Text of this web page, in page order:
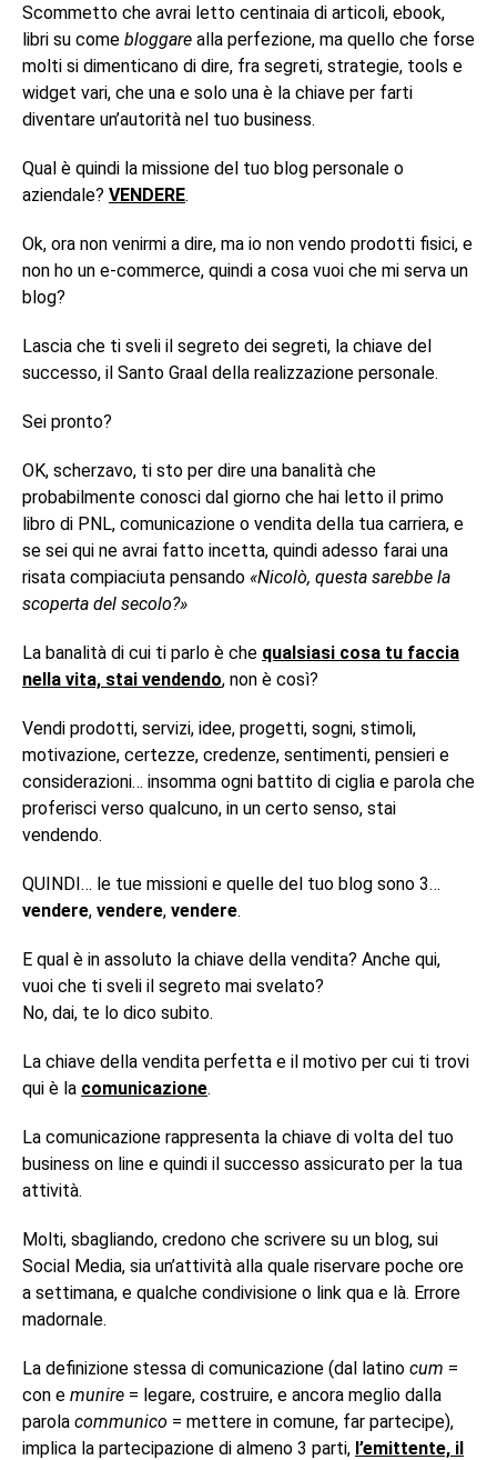
Scommetto che avrai letto centinaia di articoli, ebook,
libri su come bloggare alla perfezione, ma quello che forse
molti si dimenticano di dire, fra segreti, strategie, tools e
widget vari, che una e solo una è la chiave per farti
diventare un’autorità nel tuo business.
Qual è quindi la missione del tuo blog personale o
aziendale? VENDERE.
Ok, ora non venirmi a dire, ma io non vendo prodotti fisici, e
non ho un e-commerce, quindi a cosa vuoi che mi serva un
blog?
Lascia che ti sveli il segreto dei segreti, la chiave del
successo, il Santo Graal della realizzazione personale.
Sei pronto?
OK, scherzavo, ti sto per dire una banalità che
probabilmente conosci dal giorno che hai letto il primo
libro di PNL, comunicazione o vendita della tua carriera, e
se sei qui ne avrai fatto incetta, quindi adesso farai una
risata compiaciuta pensando «Nicolò, questa sarebbe la
scoperta del secolo?»
La banalità di cui ti parlo è che qualsiasi cosa tu faccia
nella vita, stai vendendo, non è così?
Vendi prodotti, servizi, idee, progetti, sogni, stimoli,
motivazione, certezze, credenze, sentimenti, pensieri e
considerazioni… insomma ogni battito di ciglia e parola che
proferisci verso qualcuno, in un certo senso, stai
vendendo.
QUINDI… le tue missioni e quelle del tuo blog sono 3…
vendere, vendere, vendere.
E qual è in assoluto la chiave della vendita? Anche qui,
vuoi che ti sveli il segreto mai svelato?
No, dai, te lo dico subito.
La chiave della vendita perfetta e il motivo per cui ti trovi
qui è la comunicazione.
La comunicazione rappresenta la chiave di volta del tuo
business on line e quindi il successo assicurato per la tua
attività.
Molti, sbagliando, credono che scrivere su un blog, sui
Social Media, sia un’attività alla quale riservare poche ore
a settimana, e qualche condivisione o link qua e là. Errore
madornale.
La definizione stessa di comunicazione (dal latino cum =
con e munire = legare, costruire, e ancora meglio dalla
parola communico = mettere in comune, far partecipe),
implica la partecipazione di almeno 3 parti, l’emittente, il